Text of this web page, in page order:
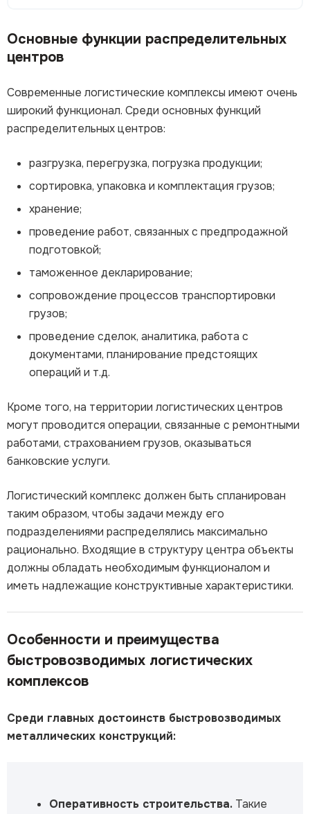
Основные функции распределительных
центров
Современные логистические комплексы имеют очень
широкий функционал. Среди основных функций
распределительных центров:
разгрузка, перегрузка, погрузка продукции;
сортировка, упаковка и комплектация грузов;
хранение;
проведение работ, связанных с предпродажной
подготовкой;
таможенное декларирование;
сопровождение процессов транспортировки
грузов;
проведение сделок, аналитика, работа с
документами, планирование предстоящих
операций и т.д.
Кроме того, на территории логистических центров
могут проводится операции, связанные с ремонтными
работами, страхованием грузов, оказываться
банковские услуги.
Логистический комплекс должен быть спланирован
таким образом, чтобы задачи между его
подразделениями распределялись максимально
рационально. Входящие в структуру центра объекты
должны обладать необходимым функционалом и
иметь надлежащие конструктивные характеристики.
Особенности и преимущества
быстровозводимых логистических
комплексов
Среди главных достоинств быстровозводимых
металлических конструкций:
Оперативность строительства.Такие